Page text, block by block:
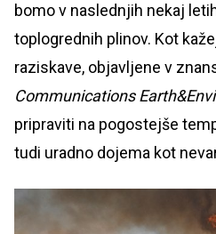
bomo v naslednjih nekaj
toplogrednih plinov. Kot
raziskave, objavljene v
Communications
pripraviti na pogostejše
tudi uradno dojema kot